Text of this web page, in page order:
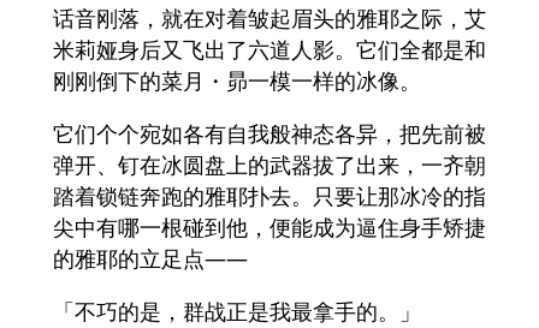
话音刚落，就在对着皱起眉头的雅耶之际，艾
米莉娅身后又飞出了六道人影。它们全都是和
刚刚倒下的菜月・昴一模一样的冰像。
它们个个宛如各有自我般神态各异，把先前被
弹开、钉在冰圆盘上的武器拔了出来，一齐朝
踏着锁链奔跑的雅耶扑去。只要让那冰冷的指
尖中有哪一根碰到他，便能成为逼住身手矫捷
的雅耶的立足点——
「不巧的是，群战正是我最拿手的。」